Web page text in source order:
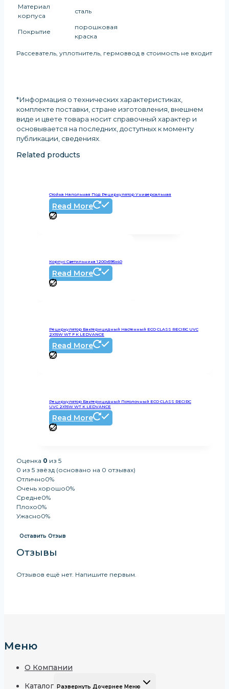
Материал
корпуса
сталь
Покрытие
порошковая
краска
Рассеватель, уплотнитель, гермоввод в стоимость не входит
*Информация о технических характеристиках,
комплекте поставки, стране изготовления, внешнем
виде и цвете товара носит справочный характер и
основывается на последних, доступных к моменту
публикации, сведениях.
Related products
Стойка Напольная Под Рециркулятор Универсальная
Read More
Корпус Светильника 1200х595х40
Read More
Рециркулятор Бактерицидный Настенный ECO CLASS RECIRC UVC
2X15W WT F K LEDVANCE
Read More
Рециркулятор Бактерицидный Потолочный ECO CLASS RECIRC
UVC 2X15W WT K LEDVANCE
Read More
Оценка 0 из 5
0 из 5 звёзд (основано на 0 отзывах)
Отлично0%
Очень хорошо0%
Средне0%
Плохо0%
Ужасно0%
Оставить Отзыв
Отзывы
Отзывов ещё нет. Напишите первым.
Меню
О Компании
Каталог Развернуть Дочернее Меню